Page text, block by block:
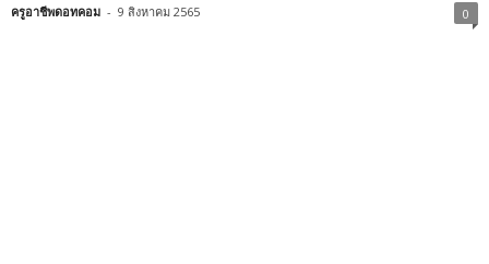
ครูอาชีพดอทคอม - 9 สิงหาคม 2565 0